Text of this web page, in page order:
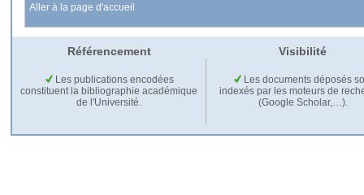
Aller à la page d'accueil
Référencement Visibilité
Les publications encodées
constituent la bibliographie académique
de l'Université.
Les documents déposés
indexés par les moteurs de
(Google Scholar,…).